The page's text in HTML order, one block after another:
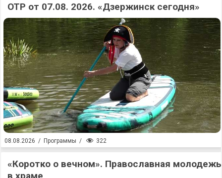
ОТР от 07.08. 2026. «Дзержинск сегодня»
08.08.2026 / Программы / 322
«Коротко о вечном». Православная молодежь
в храме